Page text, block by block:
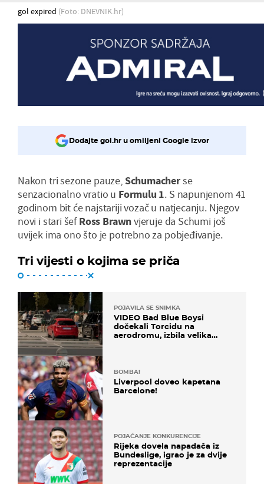
gol expired (Foto: DNEVNIK.hr)
Dodajte gol.hr u omiljeni Google izvor
Nakon tri sezone pauze, Schumacherse
senzacionalno vratio u Formulu 1. S napunjenom 41
godinom bit će najstariji vozač u natjecanju. Njegov
novi i stari šefRoss Brawnvjeruje da Schumi još
uvijek ima ono što je potrebno za pobjeđivanje.
Tri vijesti o kojima se priča
POJAVILA SE SNIMKA
VIDEO Bad Blue Boysi
dočekali Torcidu na
aerodromu, izbila velika
BOMBA!
Liverpool doveo kapetana
Barcelone!
POJAČANJE KONKURENCIJE
Rijeka dovela napadača iz
Bundeslige, igrao je za dvije
reprezentacije